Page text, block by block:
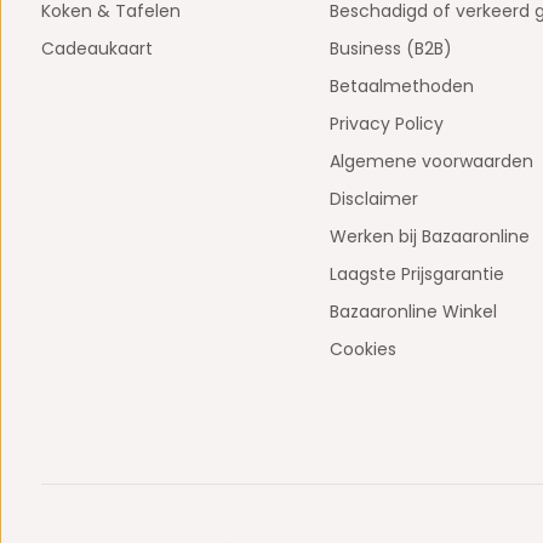
Koken & Tafelen
Cadeaukaart
Beschadigd of verkeerd
Business (B2B)
Betaalmethoden
Privacy Policy
Algemene voorwaarden
Disclaimer
Werken bij Bazaaronline
Laagste Prijsgarantie
Bazaaronline Winkel
Cookies